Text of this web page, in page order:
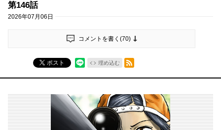
第146話
2026年07月06日
コメントを書く(70)
ポスト 埋め込む
RSSフィード